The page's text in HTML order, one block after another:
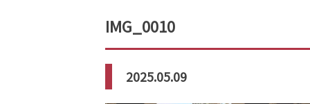
IMG_0010
2025.05.09